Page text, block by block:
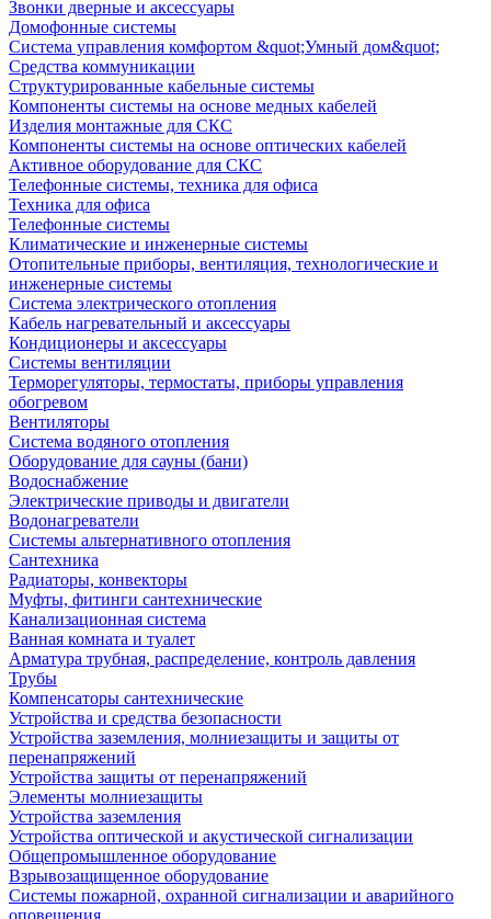
Звонки дверные и аксессуары
Домофонные системы
Система управления комфортом &quot;Умный дом&quot;
Средства коммуникации
Структурированные кабельные системы
Компоненты системы на основе медных кабелей
Изделия монтажные для СКС
Компоненты системы на основе оптических кабелей
Активное оборудование для СКС
Телефонные системы, техника для офиса
Техника для офиса
Телефонные системы
Климатические и инженерные системы
Отопительные приборы, вентиляция, технологические и
инженерные системы
Система электрического отопления
Кабель нагревательный и аксессуары
Кондиционеры и аксессуары
Системы вентиляции
Терморегуляторы, термостаты, приборы управления
обогревом
Вентиляторы
Система водяного отопления
Оборудование для сауны (бани)
Водоснабжение
Электрические приводы и двигатели
Водонагреватели
Системы альтернативного отопления
Сантехника
Радиаторы, конвекторы
Муфты, фитинги сантехнические
Канализационная система
Ванная комната и туалет
Арматура трубная, распределение, контроль давления
Трубы
Компенсаторы сантехнические
Устройства и средства безопасности
Устройства заземления, молниезащиты и защиты от
перенапряжений
Устройства защиты от перенапряжений
Элементы молниезащиты
Устройства заземления
Устройства оптической и акустической сигнализации
Общепромышленное оборудование
Взрывозащищенное оборудование
Системы пожарной, охранной сигнализации и аварийного
оповещения